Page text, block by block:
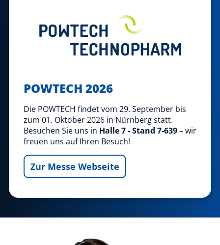
POWTECH 2026
Die POWTECH findet vom 29. September bis
zum 01. Oktober 2026 in Nürnberg statt.
Besuchen Sie uns in Halle 7 - Stand 7-639– wir
freuen uns auf Ihren Besuch!
Zur Messe Webseite